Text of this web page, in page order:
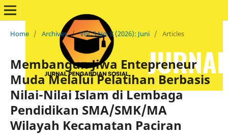
Home / Archives / Vol. 3 No. 8 (2026): Juni / Articles
Membangun Jiwa Entepreneur
Muda Melalui Pelatihan Berbasis
Nilai-Nilai Islam di Lembaga
Pendidikan SMA/SMK/MA
Wilayah Kecamatan Paciran